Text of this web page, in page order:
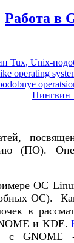
Работа в
Пингвин
(ПО).
ОС
ОС).
в
и KDE.
с